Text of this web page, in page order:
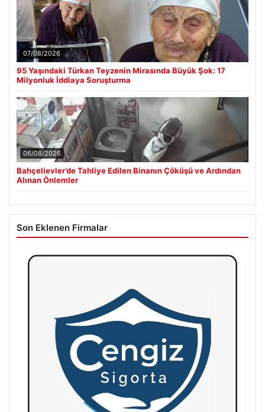
07/08/2026
95 Yaşındaki Türkan Teyzenin Mirasında Büyük Şok: 17
Milyonluk İddiaya Soruşturma
06/08/2026
Bahçelievler’de Tahliye Edilen Binanın Çöküşü ve Ardından
Alınan Önlemler
Son Eklenen Firmalar